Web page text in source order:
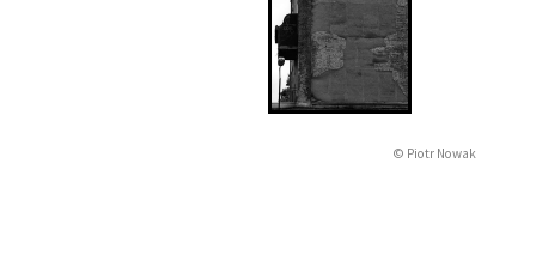
© Piotr Nowak